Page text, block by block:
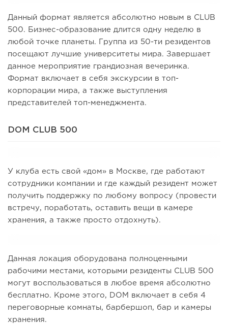
Данный формат является абсолютно новым в CLUB
500. Бизнес-образование длится одну неделю в
любой точке планеты. Группа из 50-ти резидентов
посещают лучшие университеты мира. Завершает
данное мероприятие грандиозная вечеринка.
Формат включает в себя экскурсии в топ-
корпорации мира, а также выступления
представителей топ-менеджмента.
DOM CLUB 500
У клуба есть свой «дом» в Москве, где работают
сотрудники компании и где каждый резидент может
получить поддержку по любому вопросу (провести
встречу, поработать, оставить вещи в камере
хранения, а также просто отдохнуть).
Данная локация оборудована полноценными
рабочими местами, которыми резиденты CLUB 500
могут воспользоваться в любое время абсолютно
бесплатно. Кроме этого, DOM включает в себя 4
переговорные комнаты, барбершоп, бар и камеры
хранения.